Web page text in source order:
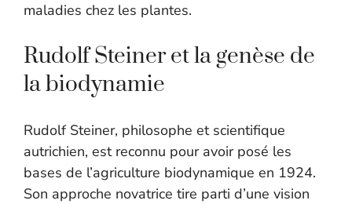
maladies chez les plantes.
Rudolf Steiner et la genèse de
la biodynamie
Rudolf Steiner, philosophe et scientifique
autrichien, est reconnu pour avoir posé les
bases de l’agriculture biodynamique en 1924.
Son approche novatrice tire parti d’une vision